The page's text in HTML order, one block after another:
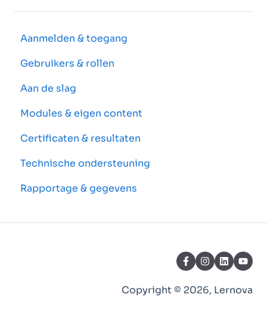
Aanmelden & toegang
Gebruikers & rollen
Aan de slag
Modules & eigen content
Certificaten & resultaten
Technische ondersteuning
Rapportage & gegevens
Copyright © 2026, Lernova